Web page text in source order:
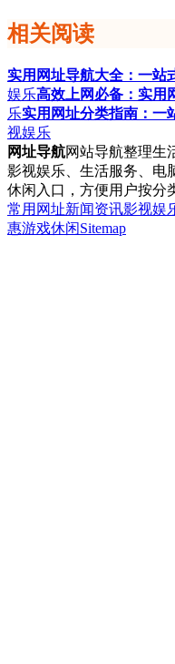
相关阅读
实用网址导航大全：一站
娱乐高效上网必备：实用
乐实用网址分类指南：一
视娱乐
网址导航网站导航整理生
影视娱乐、生活服务、电
休闲入口，方便用户按分
常用网址新闻资讯影视娱
惠游戏休闲Sitemap